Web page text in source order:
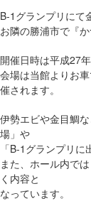
B-1グランプリにて
お隣の勝浦市で『
開催日時は平成27
会場は当館よりお
催されます。
伊勢エビや金目鯛
場」や
「B-1グランプリ
また、ホール内で
く内容と
なっています。